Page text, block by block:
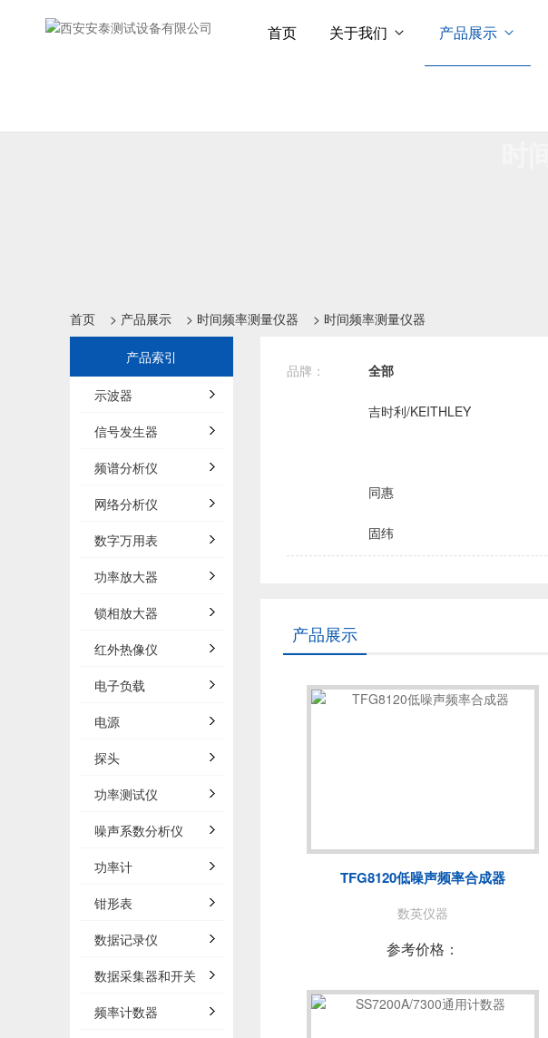
首页 关于我们 产品展示
首页 > 产品展示 > 时间频率测量仪器 > 时间频率测量仪器
产品索引
示波器
信号发生器
频谱分析仪
网络分析仪
数字万用表
功率放大器
锁相放大器
红外热像仪
电子负载
电源
探头
功率测试仪
噪声系数分析仪
功率计
钳形表
数据记录仪
数据采集器和开关
频率计数器
品牌： 全部
吉时利/KEITHLEY
同惠
固纬
BNC
产品展示
TFG8120低噪声频率合成器
数英仪器
参考价格：